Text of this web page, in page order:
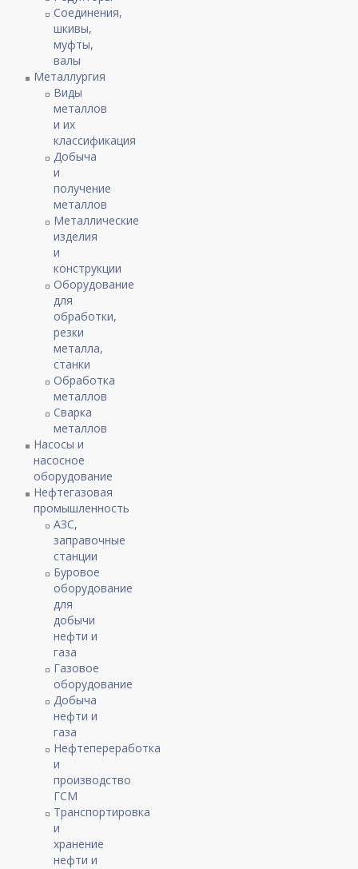
Соединения,
шкивы,
муфты,
валы
Металлургия
Виды
металлов
и их
классификация
Добыча
и
получение
металлов
Металлические
изделия
и
конструкции
Оборудование
для
обработки,
резки
металла,
станки
Обработка
металлов
Сварка
металлов
Насосы и
насосное
оборудование
Нефтегазовая
промышленность
АЗС,
заправочные
станции
Буровое
оборудование
для
добычи
нефти и
газа
Газовое
оборудование
Добыча
нефти и
газа
Нефтепереработка
и
производство
ГСМ
Транспортировка
и
хранение
нефти и